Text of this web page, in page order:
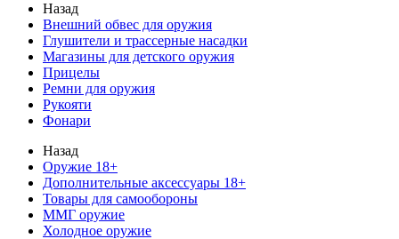
Назад
Внешний обвес для оружия
Глушители и трассерные насадки
Магазины для детского оружия
Прицелы
Ремни для оружия
Рукояти
Фонари
Назад
Оружие 18+
Дополнительные аксессуары 18+
Товары для самообороны
ММГ оружие
Холодное оружие